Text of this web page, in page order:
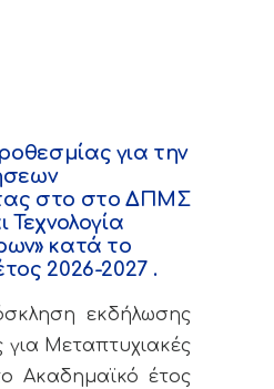
για την
στο στο ΔΠΜΣ
Τεχνολογία
κατά το
2026-2027 .
εκδήλωσης
για Μεταπτυχιακές
Ακαδημαϊκό έτος